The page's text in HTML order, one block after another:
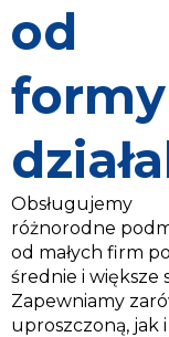
od
formy
Obsługujemy
różnorodne
od małych firm po
średnie i większe
Zapewniamy
uproszczoną, jak i